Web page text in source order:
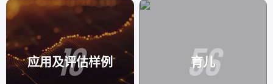
10
应用及评估样例 56
育儿